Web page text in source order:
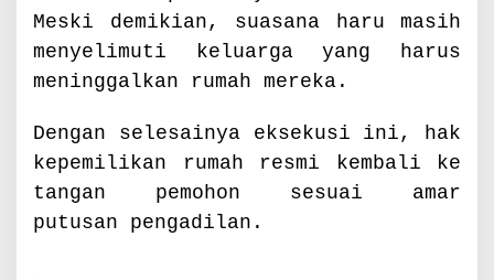
Meski demikian, suasana haru masih
menyelimuti keluarga yang harus
meninggalkan rumah mereka.
Dengan selesainya eksekusi ini, hak
kepemilikan rumah resmi kembali ke
tangan pemohon sesuai amar
putusan pengadilan.